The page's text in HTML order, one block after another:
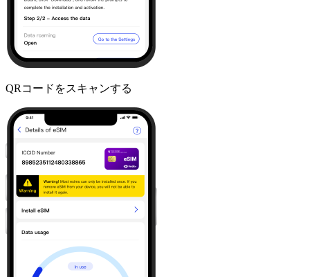
QRコードをスキャンする